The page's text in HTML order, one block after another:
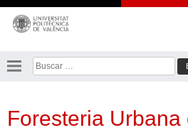
Saltar
contenido
Buscar:
Foresteria Urbana